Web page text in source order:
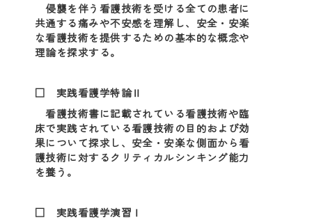
侵襲を伴う看護技術を受ける全ての患者に
共通する痛みや不安感を理解し、安全・安楽
な看護技術を提供するための基本的な概念や
理論を探求する。
□ 実践看護学特論Ⅱ
看護技術書に記載されている看護技術や臨
床で実践されている看護技術の目的および効
果について探求し、安全・安楽な側面から看
護技術に対するクリティカルシンキング能力
を養う。
□ 実践看護学演習Ⅰ